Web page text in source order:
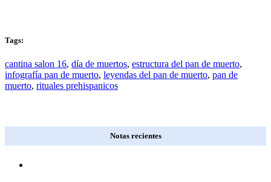
Tags:
cantina salon 16, día de muertos, estructura del pan de muerto,
infografía pan de muerto, leyendas del pan de muerto, pan de
muerto, rituales prehispanicos
Notas recientes